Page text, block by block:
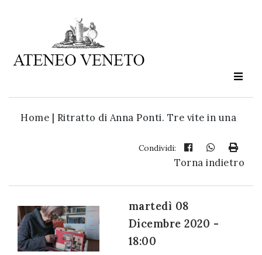
Home | Ritratto di Anna Ponti. Tre vite in una
Condividi:
Torna indietro
martedì 08
Dicembre 2020 -
18:00
Ateneo
è
cultura
newsletter: